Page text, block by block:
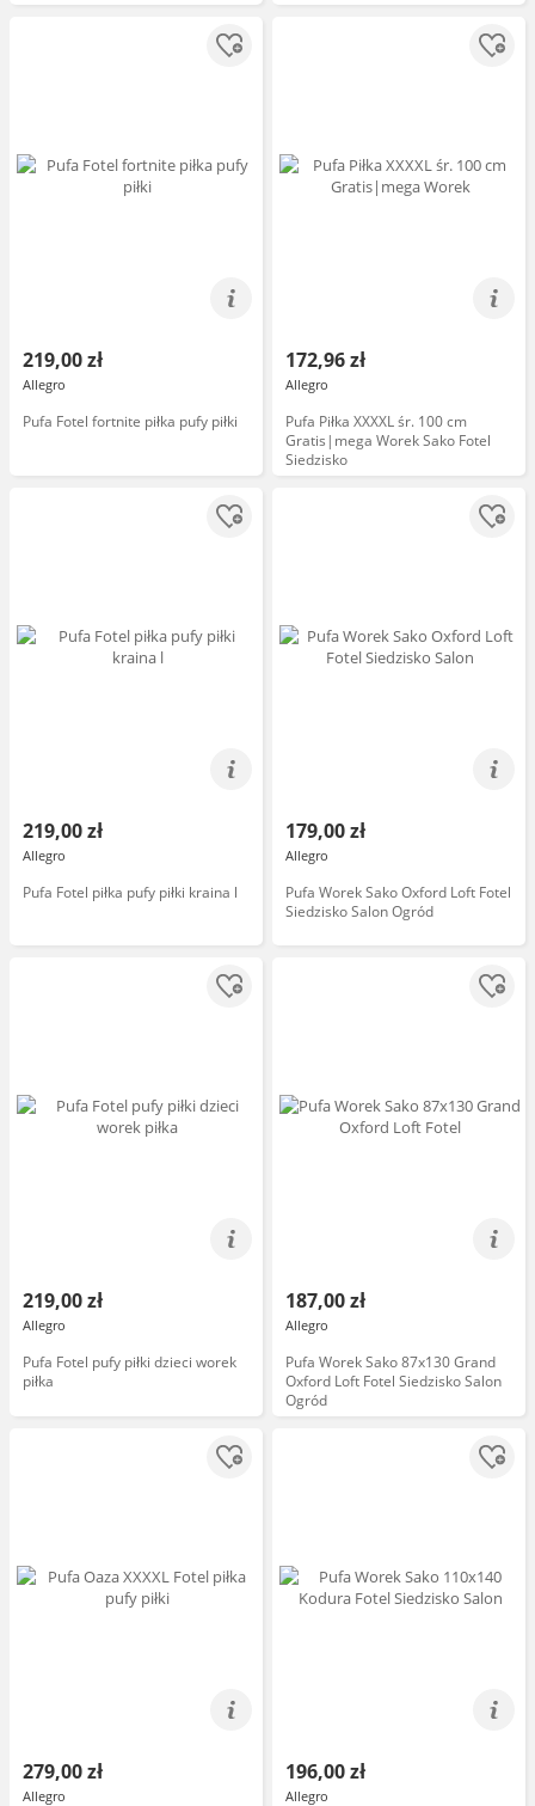
219,00 zł
Allegro
Pufa Fotel fortnite piłka pufy piłki
172,96 zł
Allegro
Pufa Piłka XXXXL śr. 100 cm
Gratis|mega Worek Sako Fotel
Siedzisko
219,00 zł
Allegro
Pufa Fotel piłka pufy piłki kraina l
179,00 zł
Allegro
Pufa Worek Sako Oxford Loft Fotel
Siedzisko Salon Ogród
219,00 zł
Allegro
Pufa Fotel pufy piłki dzieci worek
piłka
187,00 zł
Allegro
Pufa Worek Sako 87x130 Grand
Oxford Loft Fotel Siedzisko Salon
Ogród
279,00 zł
Allegro
196,00 zł
Allegro